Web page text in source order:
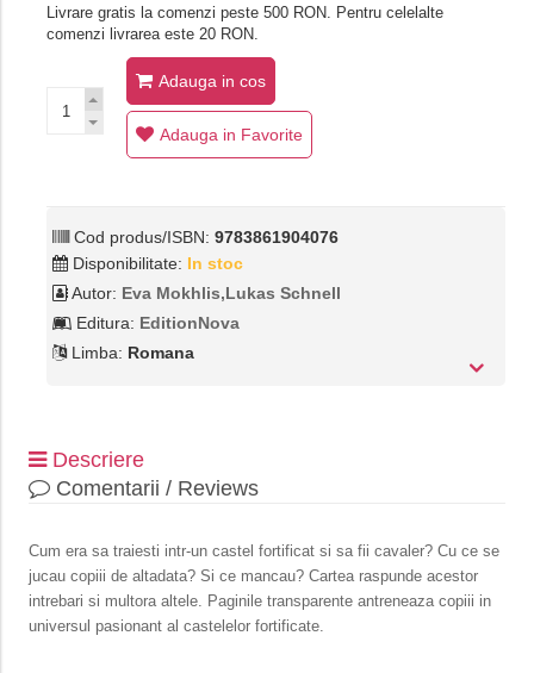
Livrare gratis la comenzi peste 500 RON. Pentru celelalte
comenzi livrarea este 20 RON.
Adauga in cos
Adauga in Favorite
Cod produs/ISBN: 9783861904076
Disponibilitate: In stoc
Autor: Eva Mokhlis,Lukas Schnell
Editura: EditionNova
Limba: Romana
Descriere
Comentarii / Reviews
Cum era sa traiesti intr-un castel fortificat si sa fii cavaler? Cu ce se
jucau copiii de altadata? Si ce mancau? Cartea raspunde acestor
intrebari si multora altele. Paginile transparente antreneaza copiii in
universul pasionant al castelelor fortificate.